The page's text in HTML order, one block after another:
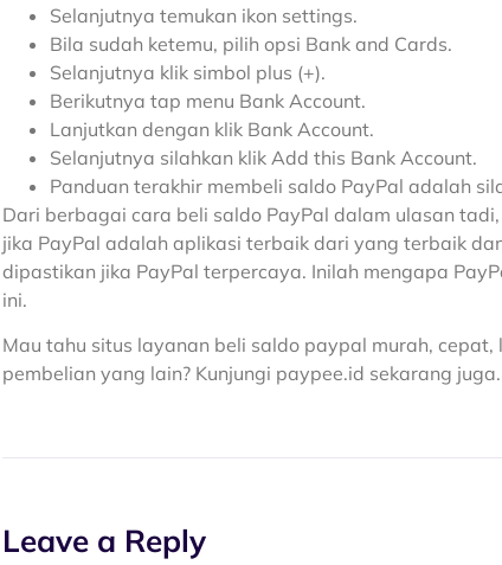
Selanjutnya temukan ikon settings.
Bila sudah ketemu, pilih opsi Bank and Cards.
Selanjutnya klik simbol plus (+).
Berikutnya tap menu Bank Account.
Lanjutkan dengan klik Bank Account.
Selanjutnya silahkan klik Add this Bank Account.
Panduan terakhir membeli saldo PayPal adalah
Dari berbagai cara beli saldo PayPal dalam ulasan
jika PayPal adalah aplikasi terbaik dari yang terbaik
dipastikan jika PayPal terpercaya. Inilah mengapa
ini.
Mau tahu situs layanan beli saldo paypal murah,
pembelian yang lain? Kunjungi paypee.id sekarang
Leave a Reply